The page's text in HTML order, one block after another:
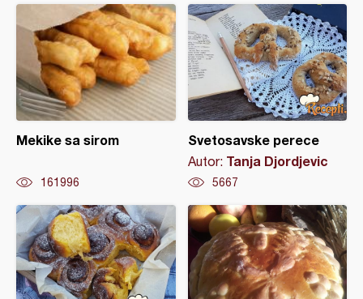
Mekike sa sirom
161996
Svetosavske perece
Autor: Tanja Djordjevic
5667